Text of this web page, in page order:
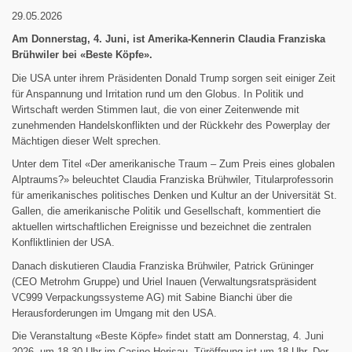
29.05.2026
Am Donnerstag, 4. Juni, ist Amerika-Kennerin Claudia Franziska
Brühwiler bei «Beste Köpfe».
Die USA unter ihrem Präsidenten Donald Trump sorgen seit einiger Zeit
für Anspannung und Irritation rund um den Globus. In Politik und
Wirtschaft werden Stimmen laut, die von einer Zeitenwende mit
zunehmenden Handelskonflikten und der Rückkehr des Powerplay der
Mächtigen dieser Welt sprechen.
Unter dem Titel «Der amerikanische Traum – Zum Preis eines globalen
Alptraums?» beleuchtet Claudia Franziska Brühwiler, Titularprofessorin
für amerikanisches politisches Denken und Kultur an der Universität St.
Gallen, die amerikanische Politik und Gesellschaft, kommentiert die
aktuellen wirtschaftlichen Ereignisse und bezeichnet die zentralen
Konfliktlinien der USA.
Danach diskutieren Claudia Franziska Brühwiler, Patrick Grüninger
(CEO Metrohm Gruppe) und Uriel Inauen (Verwaltungsratspräsident
VC999 Verpackungssysteme AG) mit Sabine Bianchi über die
Herausforderungen im Umgang mit den USA.
Die Veranstaltung «Beste Köpfe» findet statt am Donnerstag, 4. Juni